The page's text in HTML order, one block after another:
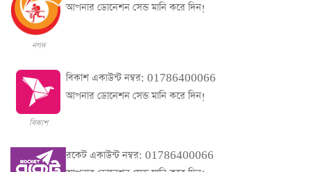
নগদ
আপনার ডোনেশন সেন্ড মানি করে দিন!
বিকাশ
বিকাশ একাউন্ট নম্বর: 01786400066
আপনার ডোনেশন সেন্ড মানি করে দিন!
রকেট একাউন্ট নম্বর: 01786400066